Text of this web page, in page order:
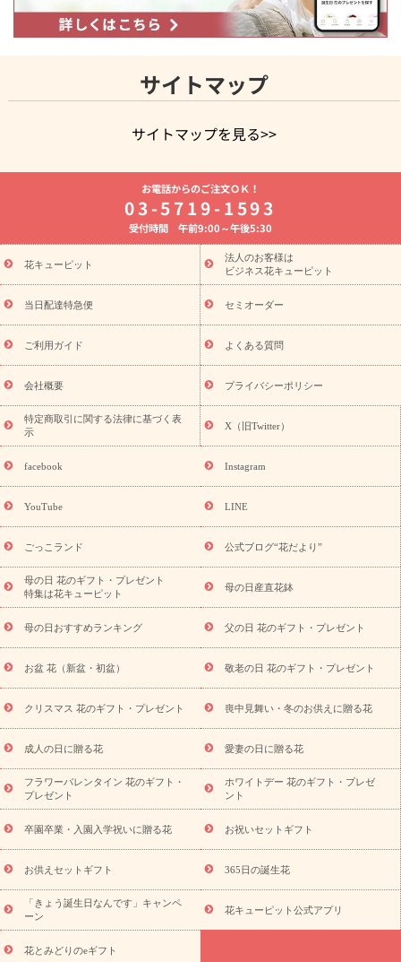
サイトマップ
サイトマップを見る>>
よく贈られる花
お祝いの花特集
誕生日フラワーギフト特集
8月の誕生花(トルコキキョウ)
開店・開業祝い
お供え・お悔やみ お供え・お悔やみの花
通夜・葬儀に贈る花 胡蝶蘭・花鉢
ーブドフラワー
季節のイベント
ひまわり ギフト・プレゼント
特集
お盆 花（新盆・初盆） 季節のイベント
お盆 花（新
盆・初盆）
お盆 花（新盆・初盆）
お盆・お供え 花とセットギ
フト
お盆・お供え プリザーブドフラワー
ひまわり ギフト・プ
レゼント特集
夏の花贈り・お中元・暑中見舞い 花のギフト特集
敬老の日におくる花ギフト・プレゼント特集
花ギフト・プレゼント特集
敬老の日 花のおすすめランキング
敬
老の日 花鉢植えのギフト・プレゼント特集
敬老の日 花とセットギ
フト・プレゼント特集
敬老の日の花 全てのギフト一覧
キャン
ペーン
映画『ウォーターガーディアンズ』コラボキャンペーン
「きょう誕生日なんです」キャンペーン
誕生日の花を探す
誕生日フラワーギフト 誕生日フラワーギフト特集
(トルコキキョウ)
9月の誕生花(リンドウ)
ら探す
お祝いの花特集 当日配達特急便 お祝い商品一覧
念日
結婚祝い 出産祝い 退院祝い・快気祝い
寿祝い
プチギフト ペットのお祝いフラワー
供え・お悔やみ商品一覧
お供え・お悔やみの花
四十九日法要以
お供え プリザーブドフラワー
ペットのお供えフラワー
お盆（新
盆・初盆）
その他 お祝い返し お見舞い
お取り寄せギフト
ビジネス用
ご自宅用 観葉植物 ミディ胡蝶蘭
プリザーブ
ドフラワー
スタイルから探す アレンジメント 花束
スタ
ンド花
お祝い お供え・お悔やみ 胡蝶蘭 胡蝶蘭・花鉢
ディ胡蝶蘭・お祝い
ミディ胡蝶蘭・お供え
世界初の青色胡蝶蘭
観葉植物
観葉植物 産直多肉植物
プリザーブドフラワー
お祝い
お供え・お悔やみ 花とセットギフト
セミオーダー
プチギフト（hanamore -ハナモア-）
花とみどりのeギフト
キューピットのeGfit
カラー ピンク イエローオレンジ
レッ
ド
お花の種類 トルコキキョウ
お祝い お祝い・3000円～ お祝い・4000円～
お祝い・
5000円～
お祝い・7000円～ お祝い・ 10000円～
お供え・お
悔やみ
円～
お供え・お悔やみ・
お電話からのご注文ＯＫ！
03-5719-1593
受付時間 午前9:00～午後5:30
花キューピット
法人のお客様は
ビジネス花キューピット
当日配達特急便 セミオーダー
ご利用ガイド よくある質問
会社概要 プライバシーポリシー
特定商取引に関する法律に基づく表
示
X（旧Twitter）
facebook Instagram
YouTube LINE
ごっこランド 公式ブログ“花だより”
母の日 花のギフト・プレゼント
特集は花キューピット
母の日産直花鉢
母の日おすすめランキング 父の日 花のギフト・プレゼント
お盆 花（新盆・初盆） 敬老の日 花のギフト・プレゼント
クリスマス 花のギフト・プレゼント 喪中見舞い・冬のお供えに贈る花
成人の日に贈る花 愛妻の日に贈る花
フラワーバレンタイン 花のギフト・
プレゼント
ホワイトデー 花のギフト・プレゼ
ント
卒園卒業・入園入学祝いに贈る花 お祝いセットギフト
お供えセットギフト 365日の誕生花
「きょう誕生日なんです」キャンペ
ーン
花キューピット公式アプリ
花とみどりのeギフト